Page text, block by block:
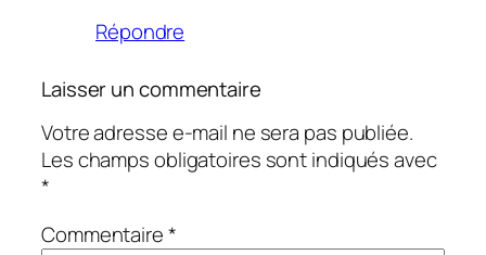
Répondre
Laisser un commentaire
Votre adresse e-mail ne sera pas publiée.
Les champs obligatoires sont indiqués avec
*
Commentaire*